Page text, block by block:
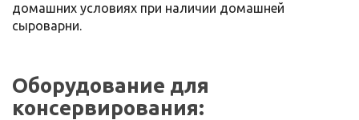
домашних условиях при наличии домашней
сыроварни.
Оборудование для
консервирования: